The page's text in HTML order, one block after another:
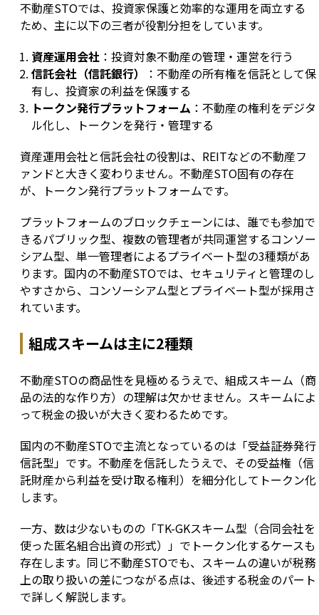
不動産STOでは、投資家保護と効率的な運用を両立する
ため、主に以下の三者が役割分担をしています。
資産運用会社 ：投資対象不動産の管理・運営を行う
信託会社（信託銀行）
：不動産の所有権を信託として保
有し、投資家の利益を保護する
トークン発行プラットフォーム ：不動産の権利をデジタ
ル化し、トークンを発行・管理する
資産運用会社と信託会社の役割は、REITなどの不動産フ
ァンドと大きく変わりません。不動産STO固有の存在
が、トークン発行プラットフォームです。
プラットフォームのブロックチェーンには、誰でも参加で
きるパブリック型、複数の管理者が共同運営するコンソー
シアム型、単一管理者によるプライベート型の3種類があ
ります。国内の不動産STOでは、セキュリティと管理のし
やすさから、コンソーシアム型とプライベート型が採用さ
れています。
組成スキームは主に2種類
不動産STOの商品性を見極めるうえで、組成スキーム（商
品の法的な作り方）の理解は欠かせません。スキームによ
って税金の扱いが大きく変わるためです。
国内の不動産STOで主流となっているのは「受益証券発行
信託型」です。不動産を信託したうえで、その受益権（信
託財産から利益を受け取る権利）を細分化してトークン化
します。
一方、数は少ないものの「TK-GKスキーム型（合同会社を
使った匿名組合出資の形式）」でトークン化するケースも
存在します。同じ不動産STOでも、スキームの違いが税務
上の取り扱いの差につながる点は、後述する税金のパート
で詳しく解説します。